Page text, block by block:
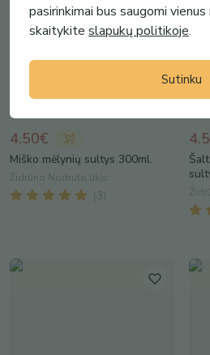
4.50€
Miško mėlynių sultys 300ml.
Židrūno Norbuto ūkis
( 3
pasirinkimai bus saugomi
skaitykite slapukų politikoje.
Sutinku